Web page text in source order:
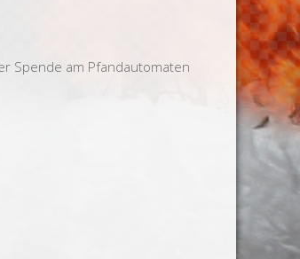
Spende am Pfandautomaten